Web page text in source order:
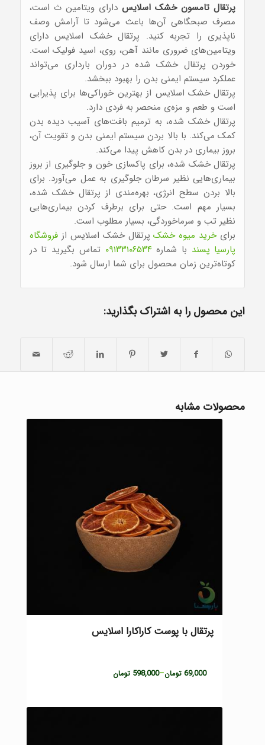
پرتقال تامسون خشک اسلایسدارای ویتامین ث است،
مصرف صبحگاهی آن‌‌‌‌‌ها باعث می‌‌‌شود تا آرامش وصف
ناپذیری را تجربه کنید. پرتقال خشک اسلایس دارای
ویتامین‌‌های ضروری مانند آهن، روی، اسید فولیک است.
خوردن پرتقال خشک شده در دوران بارداری می‌‌‌تواند
عملکرد سیستم ایمنی بدن را بهبود ببخشد.
پرتقال خشک اسلایس از بهترین خوراکی‌ها برای پذیرایی
است و طعم و مزه‌ی منحصر به فردی دارد.
پرتقال خشک شده، به ترمیم بافت‌های آسیب دیده بدن
کمک می‌کند. با بالا بردن سیستم ایمنی بدن و تقویت آن،
بروز بیماری در بدن کاهش پیدا می‌کند.
پرتقال خشک شده، برای پاکسازی خون و جلوگیری از بروز
بیماری‌هایی نظیر سرطان جلوگیری به عمل می‌آورد. برای
بالا بردن سطح انرژی، بهره‌مندی از پرتقال خشک شده،
بسیار مهم است. حتی برای برطرف کردن بیماری‌هایی
نظیر تب و سرماخوردگی، بسیار مطلوب است.
برایخرید میوه خشکپرتقال خشک اسلایس ازفروشگاه
پارسیا پسند با شماره۰۹۱۳۳۱۰۶۵۳۴ تماس بگیرید تا در
کوتاه‌ترین زمان محصول برای شما ارسال شود.
این محصول را به اشتراک بگذارید:
محصولات مشابه
پرتقال با پوست کاراکارا اسلایس
598,000 تومان – 69,000 تومان
Price